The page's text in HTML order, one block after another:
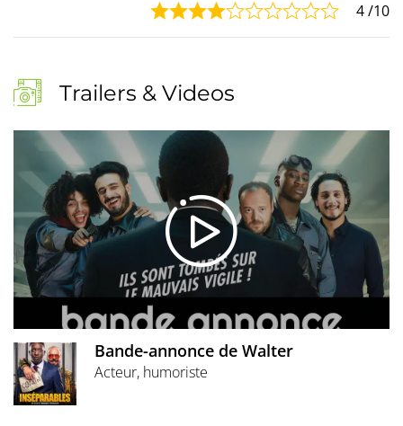
4/10
Trailers & Videos
Bande-annonce de Walter
Acteur, humoriste